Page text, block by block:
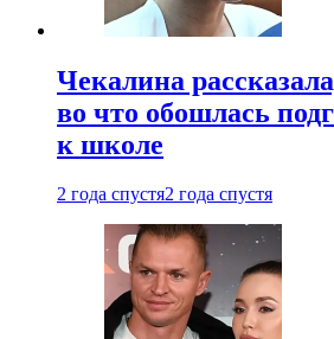
Чекалина
во что обошлась
к школе
2 года спустя2 года спустя